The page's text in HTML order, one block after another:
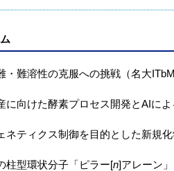
・難溶性の克服への挑戦（名大
に向けた酵素プロセス開発とAIに
ネティクス制御を目的とした新規
柱型環状分子「ピラー[n]アレーン